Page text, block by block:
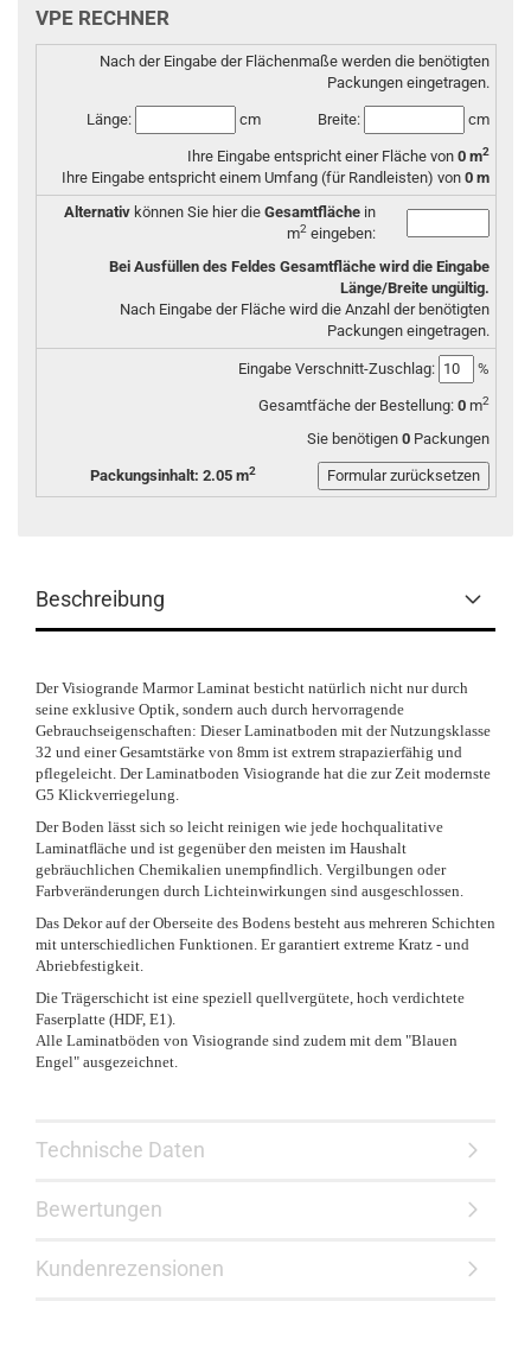
VPE RECHNER
Nach der Eingabe der Flächenmaße werden die benötigten
Packungen eingetragen.
Länge: cm Breite: cm
Ihre Eingabe entspricht einer Fläche von 0 m2
Ihre Eingabe entspricht einem Umfang (für Randleisten) von 0 m
Alternativ können Sie hier die Gesamtfläche in
m2 eingeben:
Bei Ausfüllen des Feldes Gesamtfläche wird die Eingabe
Länge/Breite ungültig.
Nach Eingabe der Fläche wird die Anzahl der benötigten
Packungen eingetragen.
Eingabe Verschnitt-Zuschlag: %
Gesamtfäche der Bestellung: 0 m2
Sie benötigen 0 Packungen
Packungsinhalt: 2.05 m2
Beschreibung
Der Visiogrande Marmor Laminat besticht natürlich nicht nur durch
seine exklusive Optik, sondern auch durch hervorragende
Gebrauchseigenschaften: Dieser Laminatboden mit der Nutzungsklasse
32 und einer Gesamtstärke von 8mm ist extrem strapazierfähig und
pflegeleicht. Der Laminatboden Visiogrande hat die zur Zeit modernste
G5 Klickverriegelung.
Der Boden lässt sich so leicht reinigen wie jede hochqualitative
Laminatﬂäche und ist gegenüber den meisten im Haushalt
gebräuchlichen Chemikalien unempﬁndlich. Vergilbungen oder
Farbveränderungen durch Lichteinwirkungen sind ausgeschlossen.
Das Dekor auf der Oberseite des Bodens besteht aus mehreren Schichten
mit unterschiedlichen Funktionen. Er garantiert extreme Kratz - und
Abriebfestigkeit.
Die Trägerschicht ist eine speziell quellvergütete, hoch verdichtete
Faserplatte (HDF, E1).
Alle Laminatböden von Visiogrande sind zudem mit dem "Blauen
Engel" ausgezeichnet.
Technische Daten
Bewertungen
Kundenrezensionen